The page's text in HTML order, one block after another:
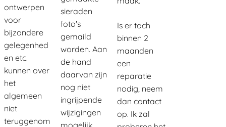
ontwerpen
voor
bijzondere
gelegenhed
en etc.
kunnen over
het
algemeen
niet
teruggenom
sieraden
foto's
gemaild
worden. Aan
de hand
daarvan zijn
nog niet
ingrijpende
wijzigingen
mogelijk.
Is er toch
binnen 2
maanden
een
reparatie
nodig, neem
dan contact
op. Ik zal